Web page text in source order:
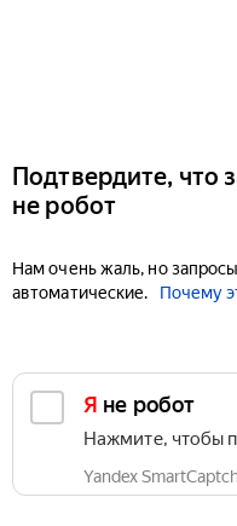
Подтвердите, что
не робот
Нам очень жаль, но
автоматические.
Почему
Я не робот
Нажмите, чтобы
Yandex